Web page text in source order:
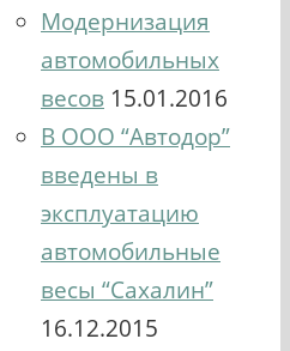
Модернизация
автомобильных
весов 15.01.2016
В ООО “Автодор”
введены в
эксплуатацию
автомобильные
весы “Сахалин”
16.12.2015